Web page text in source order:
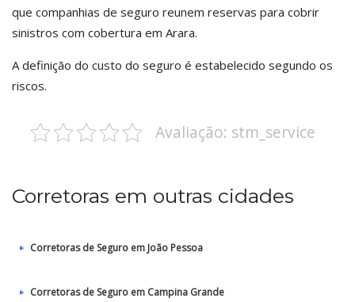
que companhias de seguro reunem reservas para cobrir
sinistros com cobertura em Arara.
A definição do custo do seguro é estabelecido segundo os
riscos.
Avaliação: stm_service
Corretoras em outras cidades
Corretoras de Seguro em João Pessoa
Corretoras de Seguro em Campina Grande